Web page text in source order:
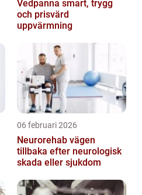
Vedpanna smart, trygg
och prisvärd
uppvärmning
06 februari 2026
Neurorehab vägen
tillbaka efter neurologisk
skada eller sjukdom